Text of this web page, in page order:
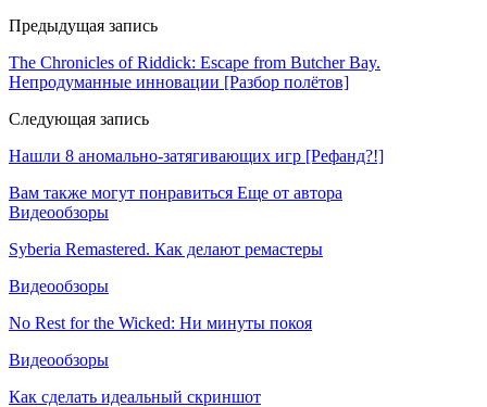
Предыдущая запись
The Chronicles of Riddick: Escape from Butcher Bay.
Непродуманные инновации [Разбор полётов]
Следующая запись
Нашли 8 аномально-затягивающих игр [Рефанд?!]
Вам также могут понравиться Еще от автора
Видеообзоры
Syberia Remastered. Как делают ремастеры
Видеообзоры
No Rest for the Wicked: Ни минуты покоя
Видеообзоры
Как сделать идеальный скриншот